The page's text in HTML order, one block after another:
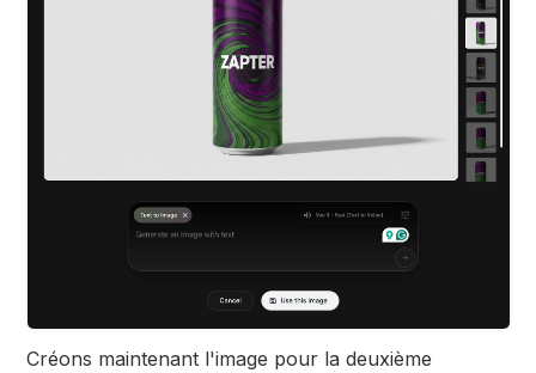
Créons maintenant l'image pour la deuxième